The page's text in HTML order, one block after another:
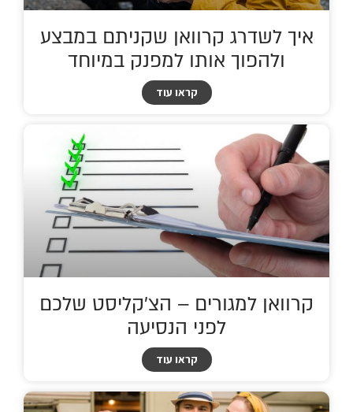
איך לשדרג קרוואן שקניתם במבצע
ולהפוך אותו למפנק במיוחד
קראו עוד
קרוואן למגורים – הצ'קליסט שלכם
לפני הנסיעה
קראו עוד